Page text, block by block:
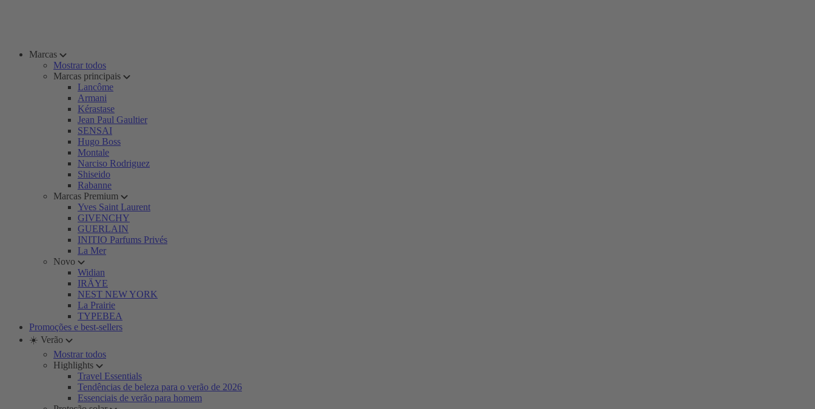
Marcas
Mostrar todos
Marcas principais
Lancôme
Armani
Kérastase
Jean Paul Gaultier
SENSAI
Hugo Boss
Montale
Narciso Rodriguez
Shiseido
Rabanne
Marcas Premium
Yves Saint Laurent
GIVENCHY
GUERLAIN
INITIO Parfums Privés
La Mer
Novo
Widian
IRÄYE
NEST NEW YORK
La Prairie
TYPEBEA
Promoções e best-sellers
☀️ Verão
Mostrar todos
Highlights
Travel Essentials
Tendências de beleza para o verão de 2026
Essenciais de verão para homem